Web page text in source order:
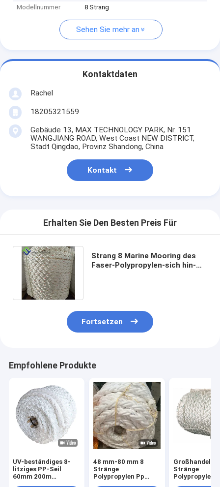
Modellnummer
8 Strang
Sehen Sie mehr an
Kontaktdaten
Rachel
18205321559
Gebäude 13, MAX TECHNOLOGY PARK, Nr. 151
WANGJIANG ROAD, West Coast NEW DISTRICT,
Stadt Qingdao, Provinz Shandong, China
Kontakt
Erhalten Sie Den Besten Preis Für
Strang 8 Marine Mooring des
Faser-Polypropylen-sich hin-
Fortsetzen
Empfohlene Produkte
UV-beständiges 8-
litziges PP-Seil
60mm 200m
48 mm-80 mm 8
Stränge
Polypropylen Pp
Großhandel 8
Stränge
Polypropylen